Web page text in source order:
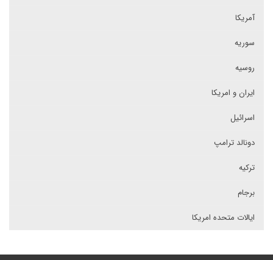
آمریکا
سوریه
روسیه
ایران و امریکا
اسرائیل
دونالد ترامپ
ترکیه
برجام
ایالات متحده امریکا